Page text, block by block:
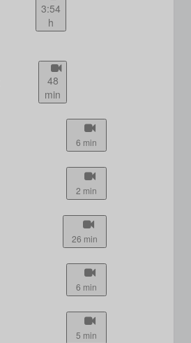
3:54
h
48
min
6 min
2 min
26 min
6 min
5 min